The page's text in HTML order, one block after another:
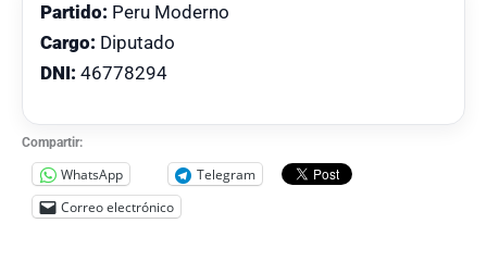
Partido: Peru Moderno
Cargo: Diputado
DNI: 46778294
Compartir:
WhatsApp
Telegram
Correo electrónico